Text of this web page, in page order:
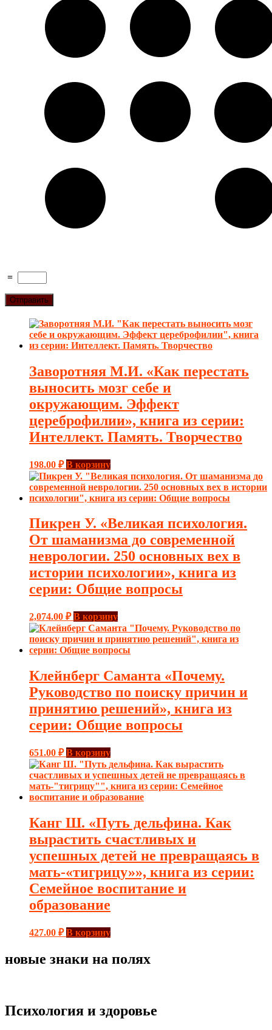
=
Заворотняя М.И. «Как перестать
выносить мозг себе и
окружающим. Эффект
цереброфилии», книга из серии:
Интеллект. Память. Творчество
198.00 ₽ В корзину
Пикрен У. «Великая психология.
От шаманизма до современной
неврологии. 250 основных вех в
истории психологии», книга из
серии: Общие вопросы
2,074.00 ₽ В корзину
Клейнберг Саманта «Почему.
Руководство по поиску причин и
принятию решений», книга из
серии: Общие вопросы
651.00 ₽ В корзину
Канг Ш. «Путь дельфина. Как
вырастить счастливых и
успешных детей не превращаясь в
мать-«тигрицу»», книга из серии:
Семейное воспитание и
образование
427.00 ₽ В корзину
новые знаки на полях
Психология и здоровье